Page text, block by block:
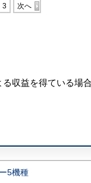
3 次へ
収益を得ている場
5機種